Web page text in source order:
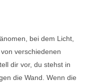
bei dem Licht,
verschiedenen
dir vor, du stehst in
die Wand. Wenn die